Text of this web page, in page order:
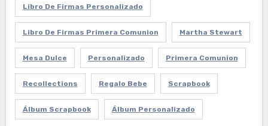
Libro De Firmas Personalizado
Libro De Firmas Primera Comunion Martha Stewart
Mesa Dulce Personalizado Primera Comunion
Recollections Regalo Bebe Scrapbook
Álbum Scrapbook Álbum Personalizado